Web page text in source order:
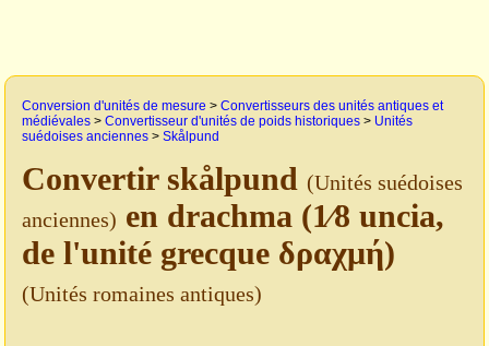
Conversion d'unités de mesure > Convertisseurs des unités antiques et
médiévales > Convertisseur d'unités de poids historiques > Unités
suédoises anciennes > Skålpund
Convertir skålpund (Unités suédoises
anciennes) en drachma (1⁄8 uncia,
de l'unité grecque δραχμή)
(Unités romaines antiques)